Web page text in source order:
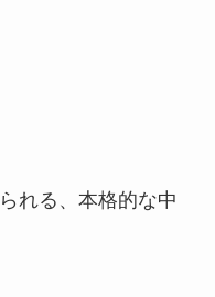
れる、本格的な中